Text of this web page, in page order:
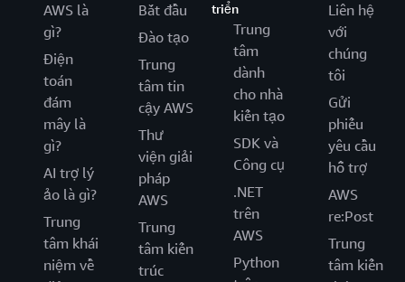
AWS là
gì?
Điện
toán
đám
mây là
gì?
AI trợ lý
ảo là gì?
Trung
tâm khái
niệm về
Bắt đầu
Đào tạo
Trung
tâm tin
cậy AWS
Thư
viện giải
pháp
AWS
Trung
tâm kiến
trúc
triển
Trung
tâm
dành
cho nhà
kiến tạo
SDK và
Công cụ
.NET
trên
AWS
Python
Liên hệ
với
chúng
tôi
Gửi
phiếu
yêu cầu
hỗ trợ
AWS
re:Post
Trung
tâm kiến